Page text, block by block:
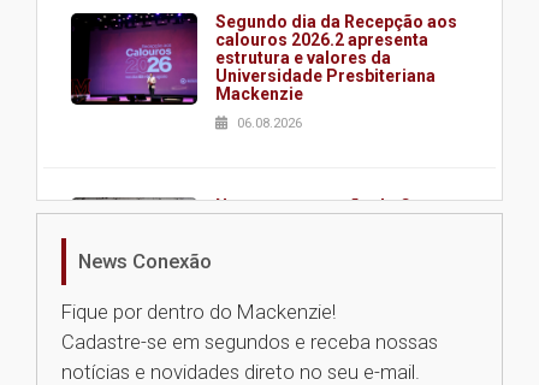
Segundo dia da Recepção aos
calouros 2026.2 apresenta
estrutura e valores da
Universidade Presbiteriana
Mackenzie
06.08.2026
Nova apresentação do Centro
Universidade Mackenzie
realizará nova edição da Feira
News Conexão
Fique por dentro do Mackenzie!
Cadastre-se em segundos e receba nossas
notícias e novidades direto no seu e-mail.